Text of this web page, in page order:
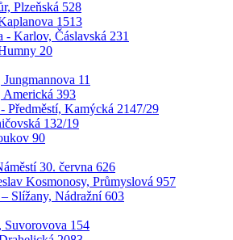
Plzeňská 528
1513
- Karlov, Čáslavská 231
20
11
Americká 393
Předměstí, Kamýcká 2147/29
132/19
90
30. června 626
Kosmonosy, Průmyslová 957
Slížany, Nádražní 603
Suvorovova 154